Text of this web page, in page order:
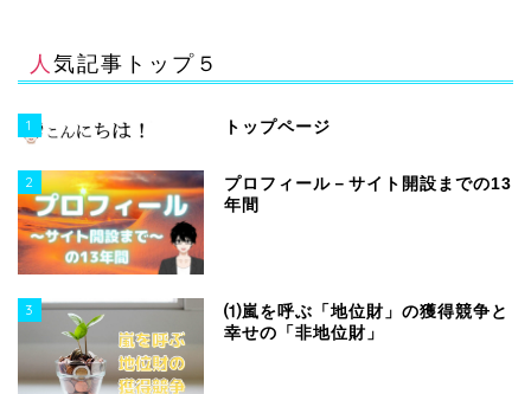
人気記事トップ５
1 トップページ
2
プロフィール－サイト開設までの13
年間
3
⑴嵐を呼ぶ「地位財」の獲得競争と
幸せの「非地位財」